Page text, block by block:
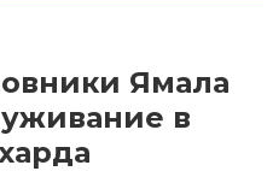
Ямала
в